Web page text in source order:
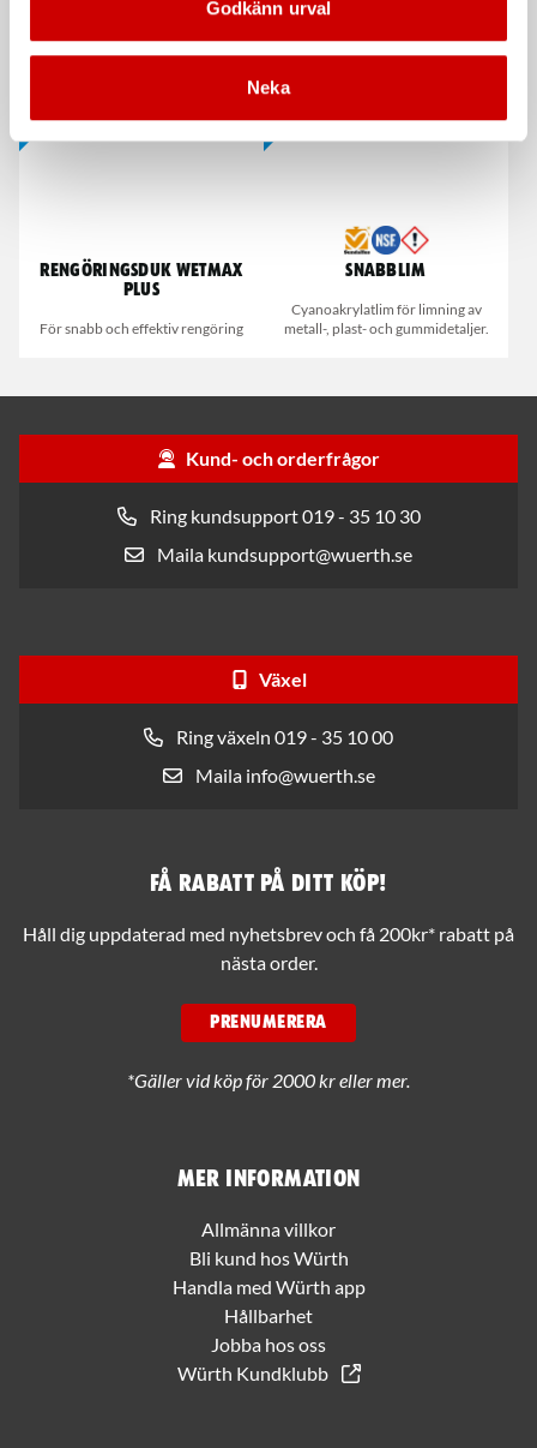
Godkänn urval
Neka
Dispenserbox med 100 st.
Rengöringsduk Wetmax
Plus
För snabb och effektiv rengöring
Kampanj
Snabblim
Cyanoakrylatlim för limning av
metall-, plast- och gummidetaljer.
Kund- och orderfrågor
Ring kundsupport 019 - 35 10 30
Maila kundsupport@wuerth.se
Växel
Ring växeln 019 - 35 10 00
Maila info@wuerth.se
Mer information
Allmänna villkor
Bli kund hos Würth
Handla med Würth app
Hållbarhet
Jobba hos oss
Würth Kundklubb
Få rabatt på ditt köp!
Håll dig uppdaterad med nyhetsbrev och få 200kr* rabatt på
nästa order.
PRENUMERERA
*Gäller vid köp för 2000 kr eller mer.